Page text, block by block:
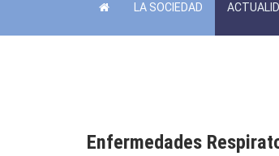
LA SOCIEDAD
Enfermedades